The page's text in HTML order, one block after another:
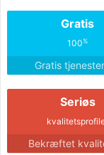
Gratis
100%
Gratis tjenester
Seriøs
Bekræftet